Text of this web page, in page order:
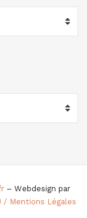
– Webdesign par
/ Mentions Légales